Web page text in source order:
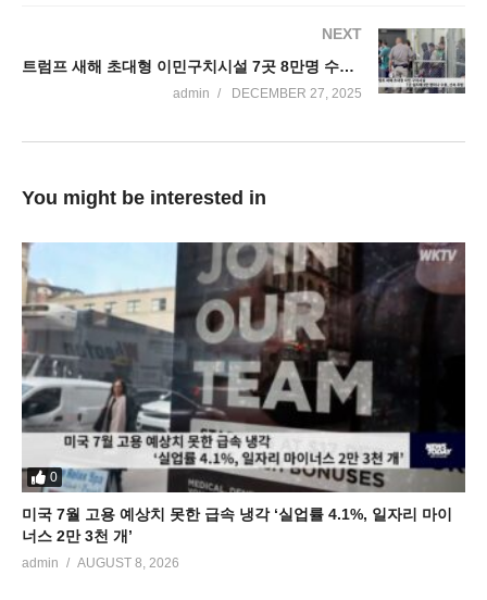
NEXT
트럼프 새해 초대형 이민구치시설 7곳 8만명 수용 신속추방
admin DECEMBER 27, 2025
You might be interested in
0
미국 7월 고용 예상치 못한 급속 냉각 ‘실업률 4.1%, 일자리 마이
너스 2만 3천 개’
admin AUGUST 8, 2026